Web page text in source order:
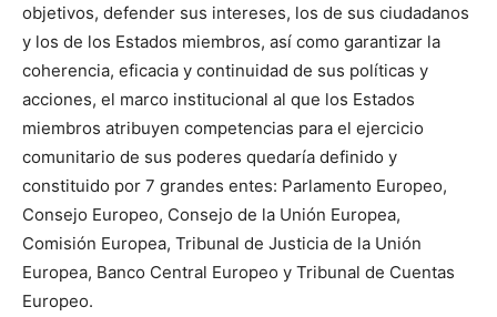
objetivos, defender sus intereses, los de sus ciudadanos
y los de los Estados miembros, así como garantizar la
coherencia, eficacia y continuidad de sus políticas y
acciones, el marco institucional al que los Estados
miembros atribuyen competencias para el ejercicio
comunitario de sus poderes quedaría definido y
constituido por 7 grandes entes: Parlamento Europeo,
Consejo Europeo, Consejo de la Unión Europea,
Comisión Europea, Tribunal de Justicia de la Unión
Europea, Banco Central Europeo y Tribunal de Cuentas
Europeo.